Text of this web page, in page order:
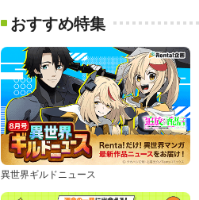
おすすめ特集
異世界ギルドニュース